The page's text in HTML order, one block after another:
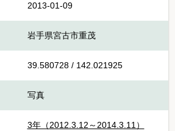
2013-01-09
岩手県宮古市重茂
39.580728 / 142.021925
写真
3年（2012.3.12～2014.3.11）